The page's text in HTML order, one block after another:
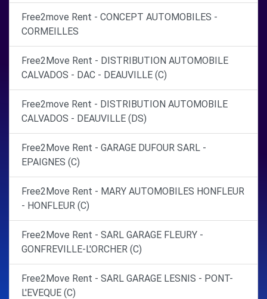
Free2move Rent - CONCEPT AUTOMOBILES -
CORMEILLES
Free2Move Rent - DISTRIBUTION AUTOMOBILE
CALVADOS - DAC - DEAUVILLE (C)
Free2move Rent - DISTRIBUTION AUTOMOBILE
CALVADOS - DEAUVILLE (DS)
Free2Move Rent - GARAGE DUFOUR SARL -
EPAIGNES (C)
Free2Move Rent - MARY AUTOMOBILES HONFLEUR
- HONFLEUR (C)
Free2Move Rent - SARL GARAGE FLEURY -
GONFREVILLE-L'ORCHER (C)
Free2Move Rent - SARL GARAGE LESNIS - PONT-
L'EVEQUE (C)